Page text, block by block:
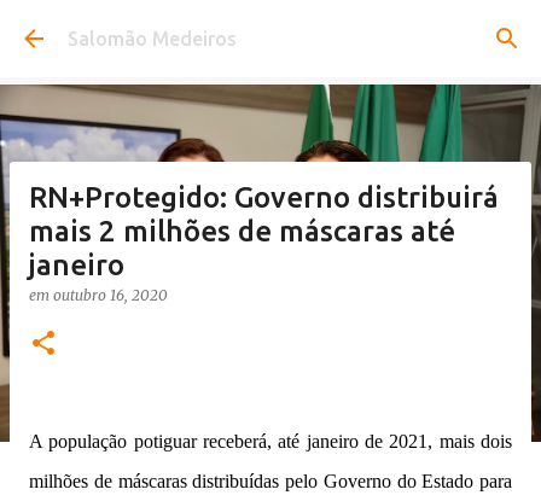
Pular para o conteúdo principal
Salomão Medeiros
RN+Protegido: Governo distribuirá
mais 2 milhões de máscaras até
janeiro
em outubro 16, 2020
A população potiguar receberá, até janeiro de 2021, mais dois
milhões de máscaras distribuídas pelo Governo do Estado para